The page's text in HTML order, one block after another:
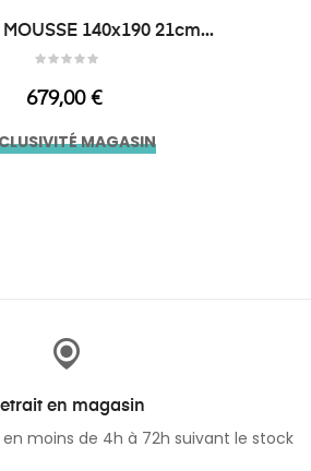
MOUSSE 140x190 21cm...
Prix
679,00 €
MAGASIN
en magasin
moins de 4h à 72h suivant le stock